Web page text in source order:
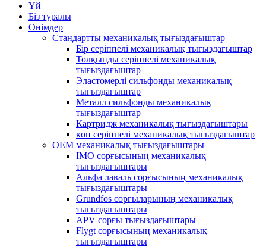
Үй
Біз туралы
Өнімдер
Стандартты механикалық тығыздағыштар
Бір серіппелі механикалық тығыздағыштар
Толқынды серіппелі механикалық
тығыздағыштар
Эластомерлі сильфонды механикалық
тығыздағыштар
Металл сильфонды механикалық
тығыздағыштар
Картридж механикалық тығыздағыштары
көп серіппелі механикалық тығыздағыштар
OEM механикалық тығыздағыштары
IMO сорғысының механикалық
тығыздағыштары
Альфа лаваль сорғысының механикалық
тығыздағыштары
Grundfos сорғыларының механикалық
тығыздағыштары
APV сорғы тығыздағыштары
Flygt сорғысының механикалық
тығыздағыштары